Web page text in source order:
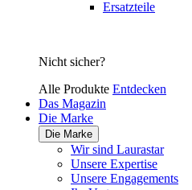
Ersatzteile
Nicht sicher?
Alle Produkte Entdecken
Das Magazin
Die Marke
Die Marke
Wir sind Laurastar
Unsere Expertise
Unsere Engagements